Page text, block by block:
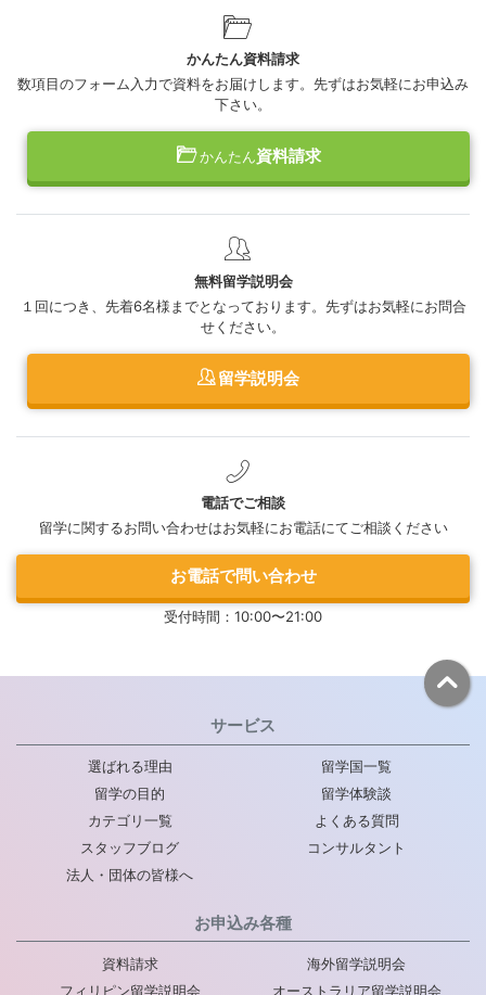
かんたん資料請求
数項目のフォーム入力で資料をお届けします。先ずはお気軽にお申込み
下さい。
かんたん資料請求
無料留学説明会
１回につき、先着6名様までとなっております。先ずはお気軽にお問合
せください。
留学説明会
電話でご相談
留学に関するお問い合わせはお気軽にお電話にてご相談ください
お電話で問い合わせ
受付時間：10:00〜21:00
サービス
選ばれる理由
留学国一覧
留学の目的
留学体験談
カテゴリ一覧
よくある質問
スタッフブログ
コンサルタント
法人・団体の皆様へ
お申込み各種
資料請求
海外留学説明会
フィリピン留学説明会
オーストラリア留学説明会